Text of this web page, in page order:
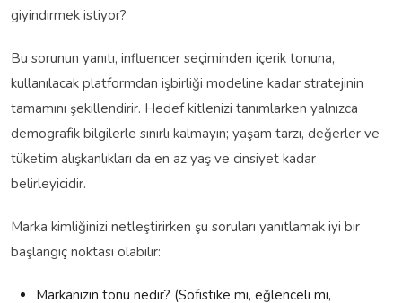
giyindirmek istiyor?
Bu sorunun yanıtı, influencer seçiminden içerik tonuna,
kullanılacak platformdan işbirliği modeline kadar stratejinin
tamamını şekillendirir. Hedef kitlenizi tanımlarken yalnızca
demografik bilgilerle sınırlı kalmayın; yaşam tarzı, değerler ve
tüketim alışkanlıkları da en az yaş ve cinsiyet kadar
belirleyicidir.
Marka kimliğinizi netleştirirken şu soruları yanıtlamak iyi bir
başlangıç noktası olabilir:
Markanızın tonu nedir? (Sofistike mi, eğlenceli mi,